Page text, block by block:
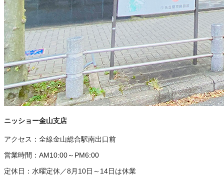
ニッショー金山支店
アクセス： 全線金山総合駅南出口前
営業時間： AM10:00～PM6:00
定休日： 水曜定休／8月10日～14日は休業